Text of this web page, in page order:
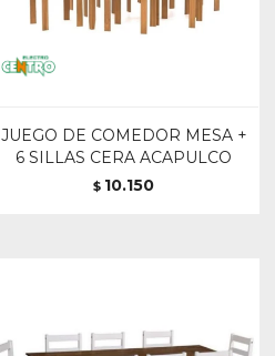
JUEGO DE COMEDOR MESA +
6 SILLAS CERA ACAPULCO
$ 10.150